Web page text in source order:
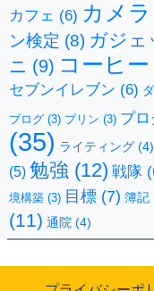
カフェ (6) カメラ
ン検定 (8) ガジェ
ニ (9) コーヒー
セブンイレブン (6)
ブログ (3) プリン (3) プ
(35) ライティング (4)
(5) 勉強 (12) 戦隊
境構築 (3) 目標 (7) 簿記
(11) 通院 (4)